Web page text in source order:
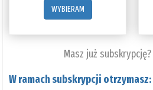
WYBIERAM
Masz już subskrypcję?
W ramach subskrypcji otrzymasz: